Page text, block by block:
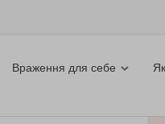
Враження для себе